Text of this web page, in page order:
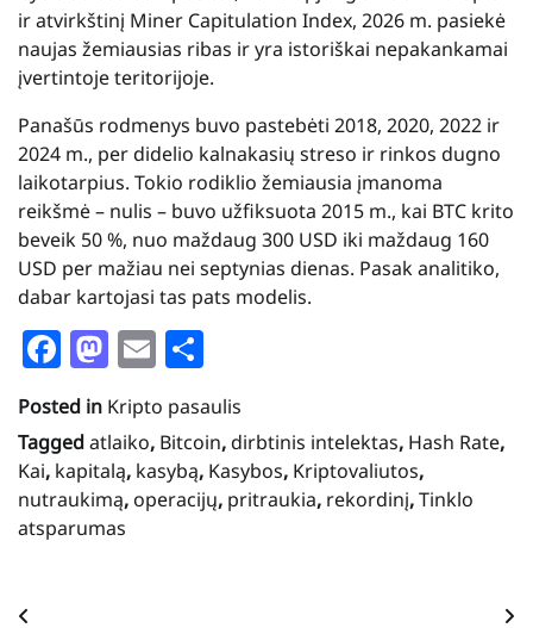
ir atvirkštinį Miner Capitulation Index, 2026 m. pasiekė
naujas žemiausias ribas ir yra istoriškai nepakankamai
įvertintoje teritorijoje.
Panašūs rodmenys buvo pastebėti 2018, 2020, 2022 ir
2024 m., per didelio kalnakasių streso ir rinkos dugno
laikotarpius. Tokio rodiklio žemiausia įmanoma
reikšmė – nulis – buvo užfiksuota 2015 m., kai BTC krito
beveik 50 %, nuo maždaug 300 USD iki maždaug 160
USD per mažiau nei septynias dienas. Pasak analitiko,
dabar kartojasi tas pats modelis.
Facebook
Mastodon
Email
Posted in Kripto pasaulis
Taggedatlaiko, Bitcoin,dirbtinis intelektas, Hash Rate,
Kai, kapitalą, kasybą, Kasybos, Kriptovaliutos,
nutraukimą, operacijų, pritraukia, rekordinį,Tinklo
atsparumas